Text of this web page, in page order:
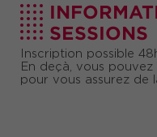
SESSIONS
Inscription possible
En deçà, vous
pour vous assurez de